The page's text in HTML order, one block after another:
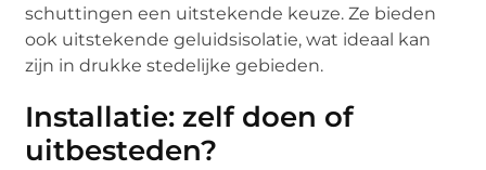
schuttingen een uitstekende keuze. Ze bieden
ook uitstekende geluidsisolatie, wat ideaal kan
zijn in drukke stedelijke gebieden.
Installatie: zelf doen of
uitbesteden?